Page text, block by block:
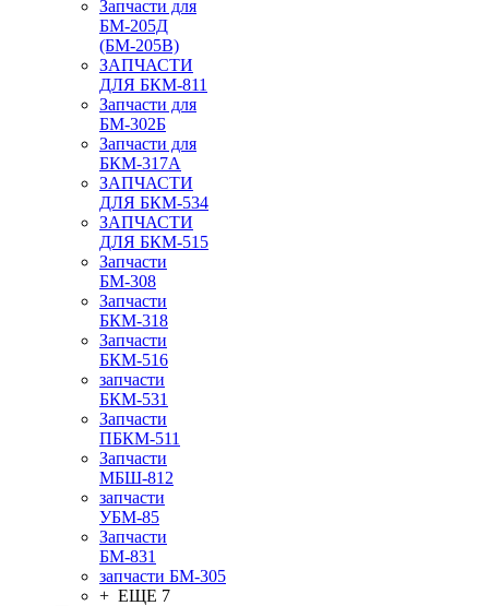
Запчасти для
БМ-205Д
(БМ-205В)
ЗАПЧАСТИ
ДЛЯ БКМ-811
Запчасти для
БМ-302Б
Запчасти для
БКМ-317А
ЗАПЧАСТИ
ДЛЯ БКМ-534
ЗАПЧАСТИ
ДЛЯ БКМ-515
Запчасти
БМ-308
Запчасти
БКМ-318
Запчасти
БКМ-516
запчасти
БКМ-531
Запчасти
ПБКМ-511
Запчасти
МБШ-812
запчасти
УБМ-85
Запчасти
БМ-831
запчасти БМ-305
+ ЕЩЕ 7